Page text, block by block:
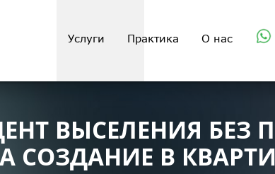
Услуги Практика О нас
ВЫСЕЛЕНИЯ БЕЗ
СОЗДАНИЕ В